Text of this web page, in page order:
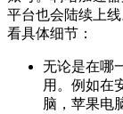
平台也会陆续上
看具体细节：
无论是在哪
用。例如在
脑，苹果电